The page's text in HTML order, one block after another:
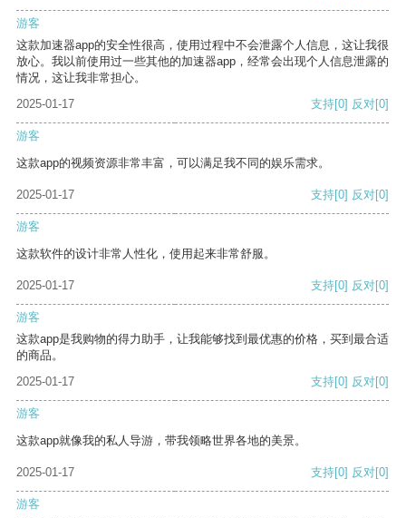
游客
这款加速器app的安全性很高，使用过程中不会泄露个人信息，这让我很
放心。我以前使用过一些其他的加速器app，经常会出现个人信息泄露的
情况，这让我非常担心。
2025-01-17
支持[0] 反对[0]
游客
这款app的视频资源非常丰富，可以满足我不同的娱乐需求。
2025-01-17 支持[0] 反对[0]
游客
这款软件的设计非常人性化，使用起来非常舒服。
2025-01-17 支持[0] 反对[0]
游客
这款app是我购物的得力助手，让我能够找到最优惠的价格，买到最合适
的商品。
2025-01-17
支持[0] 反对[0]
游客
这款app就像我的私人导游，带我领略世界各地的美景。
2025-01-17 支持[0] 反对[0]
游客